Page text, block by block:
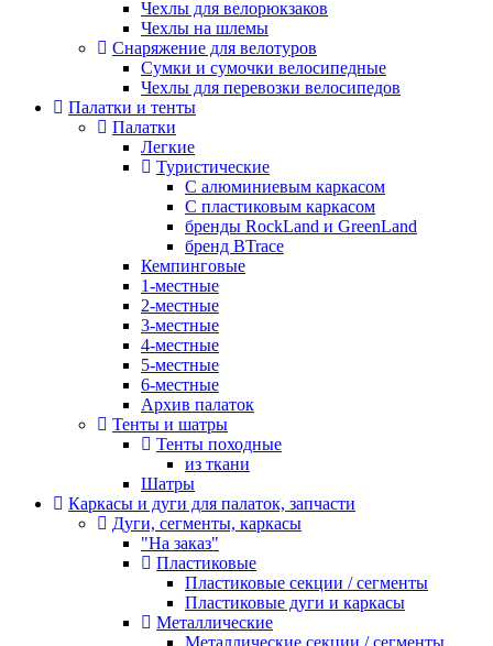
Чехлы для велорюкзаков
Чехлы на шлемы
Снаряжение для велотуров
Сумки и сумочки велосипедные
Чехлы для перевозки велосипедов
Палатки и тенты
Палатки
Легкие
Туристические
С алюминиевым каркасом
С пластиковым каркасом
бренды RockLand и GreenLand
бренд BTrace
Кемпинговые
1-местные
2-местные
3-местные
4-местные
5-местные
6-местные
Архив палаток
Тенты и шатры
Тенты походные
из ткани
Шатры
Каркасы и дуги для палаток, запчасти
Дуги, сегменты, каркасы
"На заказ"
Пластиковые
Пластиковые секции / сегменты
Пластиковые дуги и каркасы
Металлические
Металлические секции / сегменты